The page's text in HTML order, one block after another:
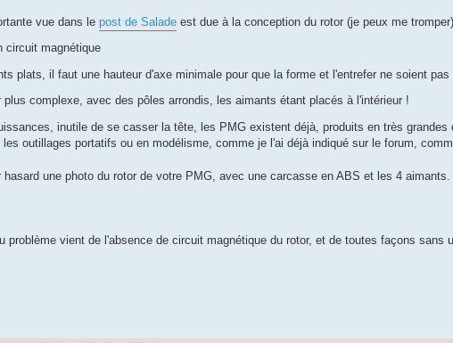
vue dans le post de Salade est due à la conception du rotor (je peux me
circuit magnétique
plats, il faut une hauteur d'axe minimale pour que la forme et l'entrefer ne soient pas
complexe, avec des pôles arrondis, les aimants étant placés à l'intérieur !
inutile de se casser la tête, les PMG existent déjà, produits en très
outillages portatifs ou en modélisme, comme je l'ai déjà indiqué sur le forum,
une photo du rotor de votre PMG, avec une carcasse en ABS et les 4 aimants.
problème vient de l'absence de circuit magnétique du rotor, et de toutes façons sans